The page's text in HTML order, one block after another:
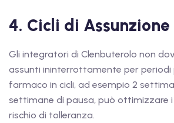
4. Cicli di Assunzione
Gli integratori di Clenbuterolo non
assunti ininterrottamente per periodi
farmaco in cicli, ad esempio 2
settimane di pausa, può ottimizzare i
rischio di tolleranza.